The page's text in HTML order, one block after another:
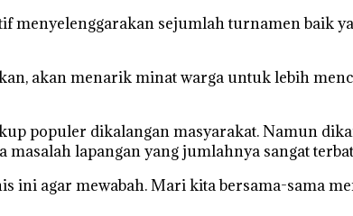
sejumlah turnamen baik
akan menarik minat warga untuk lebih
populer dikalangan masyarakat. Namun
lapangan yang jumlahnya sangat
ini agar mewabah. Mari kita bersama-sama